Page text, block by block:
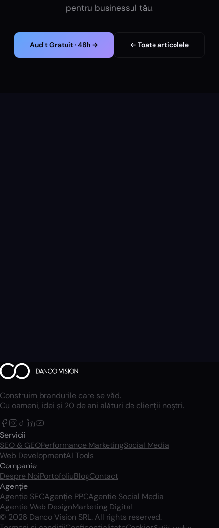
pentru businessul tău.
Audit Gratuit · 48h → ← Toate articolele
Construim brandurile care se văd.
Cu oameni, idei și 20 de ani alături de clienții noștri.
Servicii
SEO & GEOPerformance MarketingSocial Media
Web DevelopmentAI Tools
Companie
Despre NoiPortofoliuBlogContact
Agenție
Agenție SEOAgenție PPCAgenție Social Media
Agenție Web DesignMarketing Digital
© 2026 Danco Vision SRL. All rights reserved.